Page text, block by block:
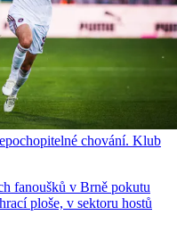
chování. Klub
fanoušků v Brně pokutu
ploše, v sektoru hostů